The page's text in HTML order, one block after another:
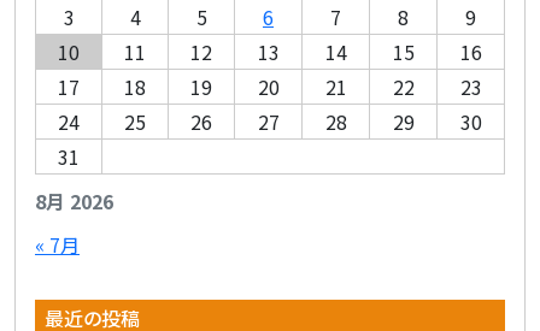
8月 2026
3 4 5 6 7 8
9
10
11 12 13 14 15
16
17
18 19 20 21 22
23
24
25 26 27 28 29
30
31
« 7月
最近の投稿